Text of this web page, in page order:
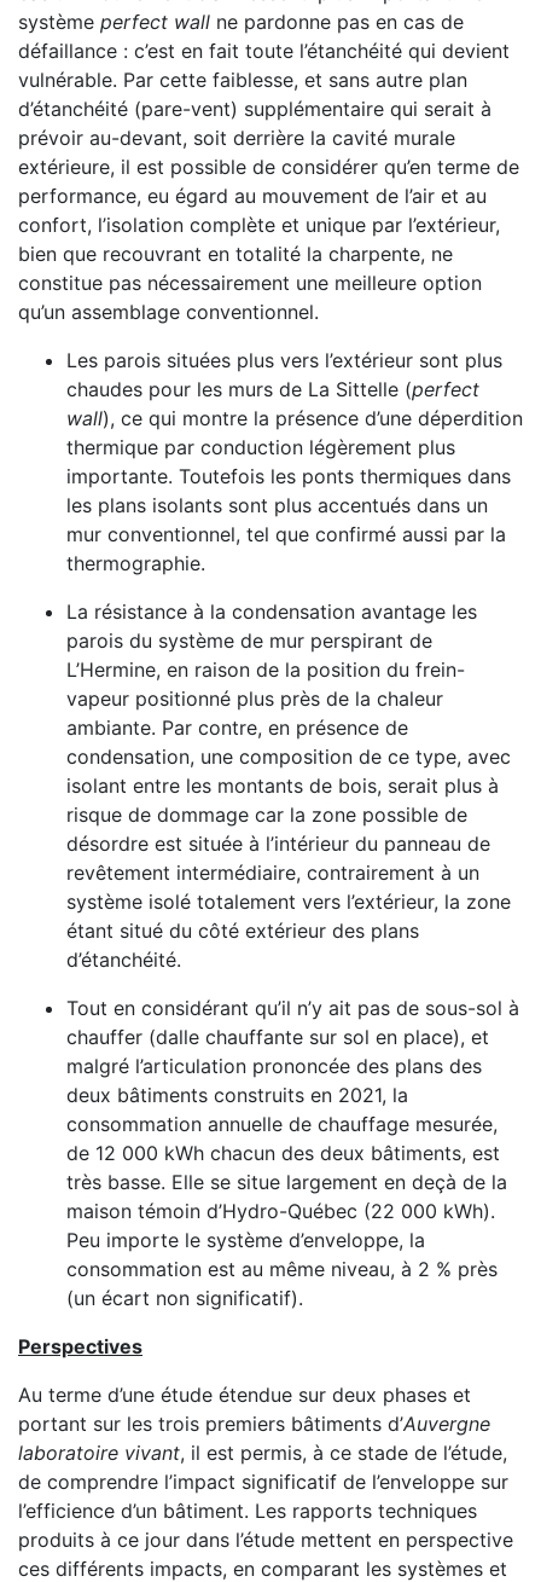
système perfect wall ne pardonne pas en cas de
défaillance : c’est en fait toute l’étanchéité qui devient
vulnérable. Par cette faiblesse, et sans autre plan
d’étanchéité (pare-vent) supplémentaire qui serait à
prévoir au-devant, soit derrière la cavité murale
extérieure, il est possible de considérer qu’en terme de
performance, eu égard au mouvement de l’air et au
confort, l’isolation complète et unique par l’extérieur,
bien que recouvrant en totalité la charpente, ne
constitue pas nécessairement une meilleure option
qu’un assemblage conventionnel.
Les parois situées plus vers l’extérieur sont plus
chaudes pour les murs de La Sittelle (perfect
wall), ce qui montre la présence d’une déperdition
thermique par conduction légèrement plus
importante. Toutefois les ponts thermiques dans
les plans isolants sont plus accentués dans un
mur conventionnel, tel que confirmé aussi par la
thermographie.
La résistance à la condensation avantage les
parois du système de mur perspirant de
L’Hermine, en raison de la position du frein-
vapeur positionné plus près de la chaleur
ambiante. Par contre, en présence de
condensation, une composition de ce type, avec
isolant entre les montants de bois, serait plus à
risque de dommage car la zone possible de
désordre est située à l’intérieur du panneau de
revêtement intermédiaire, contrairement à un
système isolé totalement vers l’extérieur, la zone
étant situé du côté extérieur des plans
d’étanchéité.
Tout en considérant qu’il n’y ait pas de sous-sol à
chauffer (dalle chauffante sur sol en place), et
malgré l’articulation prononcée des plans des
deux bâtiments construits en 2021, la
consommation annuelle de chauffage mesurée,
de 12 000 kWh chacun des deux bâtiments, est
très basse. Elle se situe largement en deçà de la
maison témoin d’Hydro-Québec (22 000 kWh).
Peu importe le système d’enveloppe, la
consommation est au même niveau, à 2 % près
(un écart non significatif).
Perspectives
Au terme d’une étude étendue sur deux phases et
portant sur les trois premiers bâtiments d’Auvergne
laboratoire vivant, il est permis, à ce stade de l’étude,
de comprendre l’impact significatif de l’enveloppe sur
l’efficience d’un bâtiment. Les rapports techniques
produits à ce jour dans l’étude mettent en perspective
ces différents impacts, en comparant les systèmes et